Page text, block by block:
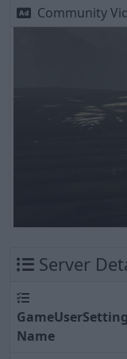
Community
Server
Name